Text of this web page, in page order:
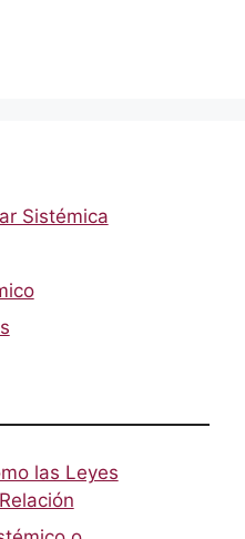
Sistémica
las Leyes